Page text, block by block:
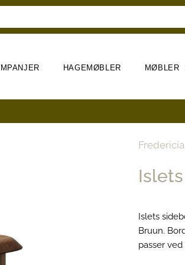
HAGEMØBLER MØBLER
Fredericia
Islets
Bruun.
passer